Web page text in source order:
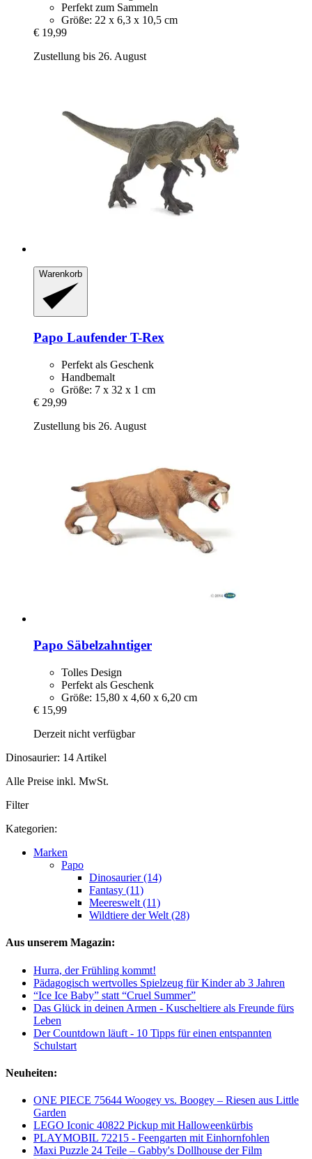
Perfekt zum Sammeln
Größe: 22 x 6,3 x 10,5 cm
€ 19,99
Zustellung bis 26. August
Warenkorb
Papo Laufender T-​Rex
Perfekt als Geschenk
Handbemalt
Größe: 7 x 32 x 1 cm
€ 29,99
Zustellung bis 26. August
Papo Säbelzahntiger
Tolles Design
Perfekt als Geschenk
Größe: 15,80 x 4,60 x 6,20 cm
€ 15,99
Derzeit nicht verfügbar
Dinosaurier: 14 Artikel
Alle Preise inkl. MwSt.
Filter
Kategorien:
Marken
Papo
Dinosaurier (14)
Fantasy (11)
Meereswelt (11)
Wildtiere der Welt (28)
Aus unserem Magazin:
Hurra, der Frühling kommt!
Pädagogisch wertvolles Spielzeug für Kinder ab 3 Jahren
“Ice Ice Baby” statt “Cruel Summer”
Das Glück in deinen Armen - Kuscheltiere als Freunde fürs
Leben
Der Countdown läuft - 10 Tipps für einen entspannten
Schulstart
Neuheiten:
ONE PIECE 75644 Woogey vs. Boogey – Riesen aus Little
Garden
LEGO Iconic 40822 Pickup mit Halloweenkürbis
PLAYMOBIL 72215 - Feengarten mit Einhornfohlen
Maxi Puzzle 24 Teile – Gabby's Dollhouse der Film